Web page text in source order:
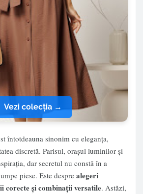
Vezi colecția →
întotdeauna sinonim cu eleganța,
discretă. Parisul, orașul luminilor și
dar secretul nu constă în a
piese. Este despre alegeri
corecte și combinații versatile. Astăzi,